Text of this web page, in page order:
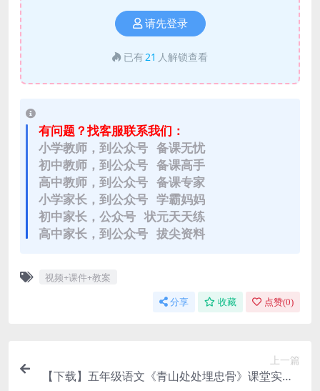
请先登录
已有21 人解锁查看
有问题？找客服联系我们：
小学教师，到公众号 备课无忧
初中教师，到公众号 备课高手
高中教师，到公众号 备课专家
小学家长，到公众号 学霸妈妈
初中家长，公众号 状元天天练
高中家长，到公众号 拔尖资料
视频+课件+教案
分享 收藏 点赞(0)
上一篇
【下载】五年级语文《青山处处埋忠骨》课堂实录+